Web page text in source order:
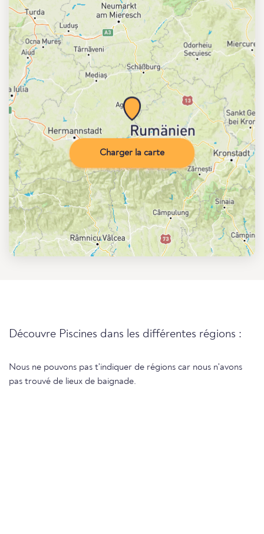
Charger la carte
Découvre Piscines dans les différentes régions :
Nous ne pouvons pas t'indiquer de régions car nous n'avons
pas trouvé de lieux de baignade.